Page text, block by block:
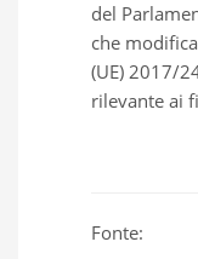
del
che
(UE) 2017/
rilevante ai
Fonte: